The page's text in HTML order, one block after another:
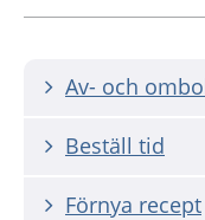
Av- och
Beställ tid
Förnya recept